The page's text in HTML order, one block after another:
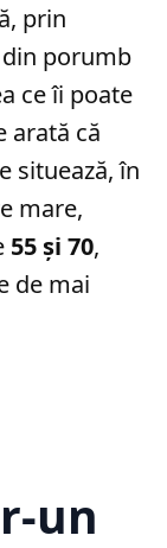
prin
porumb
ce îi poate
arată că
situează, în
mare,
55 și 70,
de mai
un